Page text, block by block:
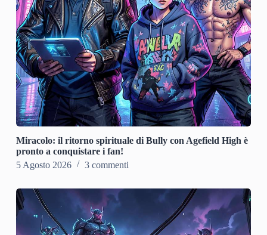
Miracolo: il ritorno spirituale di Bully con Agefield High è
pronto a conquistare i fan!
5 Agosto 2026
3 commenti